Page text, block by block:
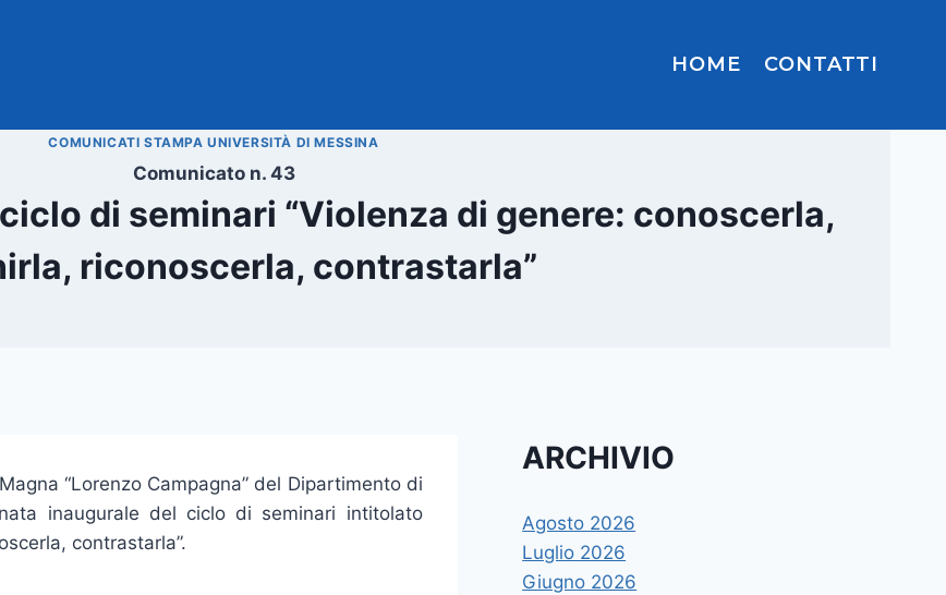
HOME CONTATTI
COMUNICATI STAMPA UNIVERSITÀ DI MESSINA
Comunicato n. 43
di seminari “Violenza di genere: conoscerla,
riconoscerla, contrastarla”
“Lorenzo Campagna” del Dipartimento di
inaugurale del ciclo di seminari intitolato
contrastarla”.
ARCHIVIO
Agosto 2026
Luglio 2026
Giugno 2026